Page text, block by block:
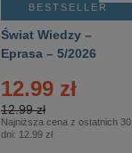
BESTSELLER
Świat Wiedzy –
Eprasa – 5/2026
12.99 zł
12.99 zł
Najniższa cena z ostatnich 30
dni: 12.99 zł